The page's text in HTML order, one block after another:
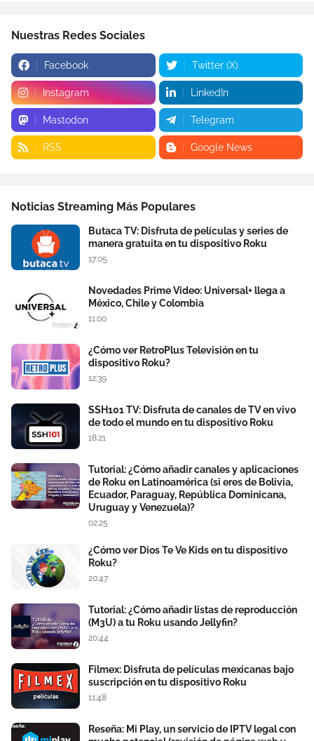
Nuestras Redes Sociales
Facebook Twitter (X)
Instagram LinkedIn
Mastodon Telegram
RSS Google News
Noticias Streaming Más Populares
Butaca TV: Disfruta de películas y series de
manera gratuita en tu dispositivo Roku
17:05
Novedades Prime Video: Universal+ llega a
México, Chile y Colombia
11:00
¿Cómo ver RetroPlus Televisión en tu
dispositivo Roku?
12:39
SSH101 TV: Disfruta de canales de TV en vivo
de todo el mundo en tu dispositivo Roku
18:21
Tutorial: ¿Cómo añadir canales y aplicaciones
de Roku en Latinoamérica (si eres de Bolivia,
Ecuador, Paraguay, República Dominicana,
Uruguay y Venezuela)?
02:25
¿Cómo ver Dios Te Ve Kids en tu dispositivo
Roku?
20:47
Tutorial: ¿Cómo añadir listas de reproducción
(M3U) a tu Roku usando Jellyfin?
20:44
Filmex: Disfruta de películas mexicanas bajo
suscripción en tu dispositivo Roku
11:48
Reseña: Mi Play, un servicio de IPTV legal con